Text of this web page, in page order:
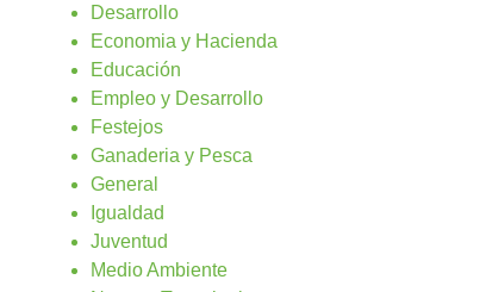
Desarrollo
Economia y Hacienda
Educación
Empleo y Desarrollo
Festejos
Ganaderia y Pesca
General
Igualdad
Juventud
Medio Ambiente